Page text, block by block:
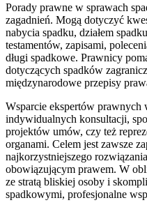
Porady prawne w sprawach
zagadnień. Mogą dotyczyć
nabycia spadku, działem
testamentów, zapisami,
długi spadkowe. Prawnicy
dotyczących spadków
międzynarodowe przepisy
Wsparcie ekspertów
indywidualnych konsultacji,
projektów umów, czy też
organami. Celem jest zawsze
najkorzystniejszego
obowiązującym prawem. W
ze stratą bliskiej osoby i
spadkowymi, profesjonalne